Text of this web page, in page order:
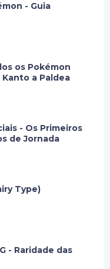
- Guia
os Pokémon
a Paldea
- Os Primeiros
de Jornada
Type)
- Raridade das